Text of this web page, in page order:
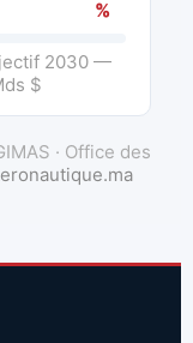
%
2030 —
$
· Office des